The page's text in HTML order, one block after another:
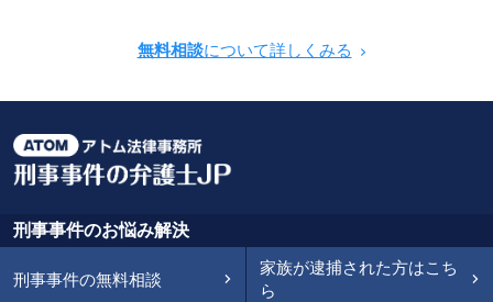
無料相談について詳しくみる
刑事事件のお悩み解決
刑事事件の無料相談
家族が逮捕された方はこち
ら